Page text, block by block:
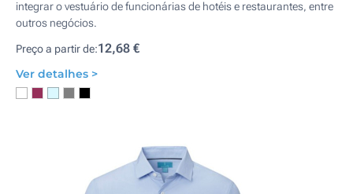
integrar o vestuário de funcionárias de hotéis e restaurantes, entre
outros negócios.
Preço a partir de:12,68 €
Ver detalhes >